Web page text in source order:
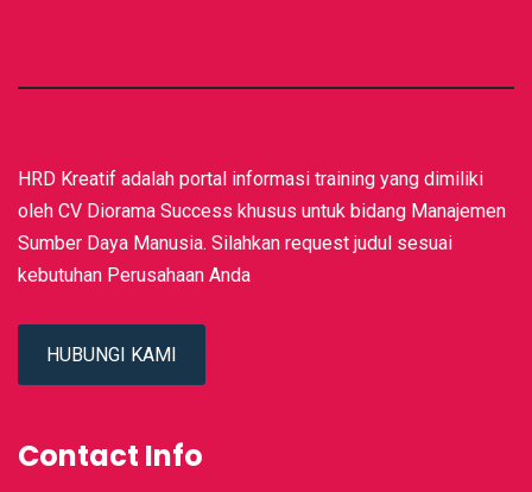
HRD Kreatif adalah portal informasi training yang dimiliki
oleh CV Diorama Success khusus untuk bidang Manajemen
Sumber Daya Manusia. Silahkan request judul sesuai
kebutuhan Perusahaan Anda
HUBUNGI KAMI
Contact Info